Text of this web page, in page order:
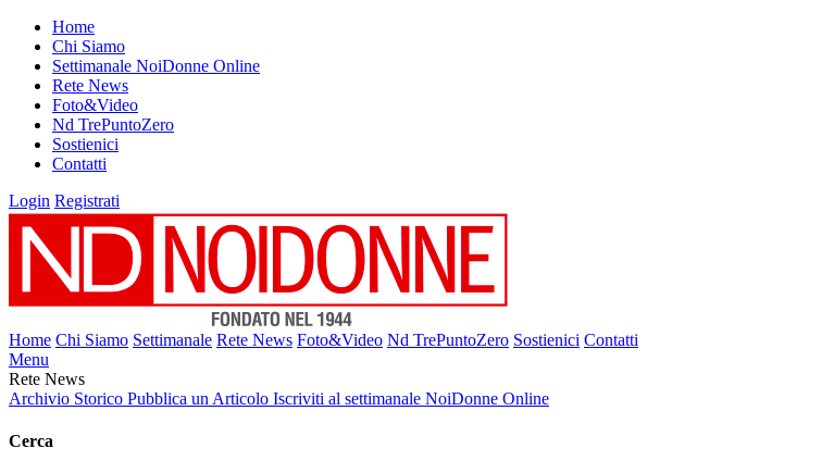
Home
Chi Siamo
Settimanale NoiDonne Online
Rete News
Foto&Video
Nd TrePuntoZero
Sostienici
Contatti
Login Registrati
Home Chi Siamo Settimanale Rete News Foto&Video Nd TrePuntoZero Sostienici Contatti
Menu
Rete News
Archivio Storico Pubblica un Articolo Iscriviti al settimanale NoiDonne Online
Cerca